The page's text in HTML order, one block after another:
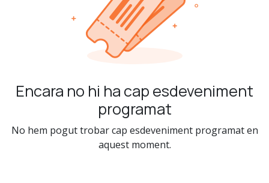
Encara no hi ha cap esdeveniment
programat
No hem pogut trobar cap esdeveniment programat en
aquest moment.